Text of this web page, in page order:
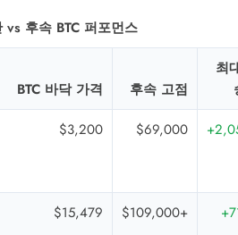
vs 후속 BTC 퍼포먼스
BTC 바닥 가격 후속 고점
최
$3,200 $69,000
$15,479 $109,000+